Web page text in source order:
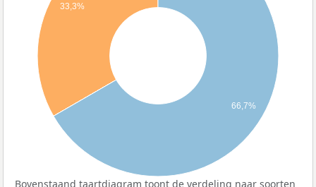
33,3%
66,7%
Bovenstaand taartdiagram toont de verdeling naar soorten